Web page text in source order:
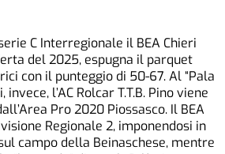
C Interregionale il BEA Chieri
del 2025, espugna il parquet
con il punteggio di 50-67. Al “Pala
l’AC Rolcar T.T.B. Pino viene
Pro 2020 Piossasco. Il BEA
Regionale 2, imponendosi in
campo della Beinaschese, mentre